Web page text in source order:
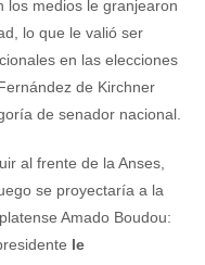
los medios le granjearon
lo que le valió ser
en las elecciones
de Kirchner
de senador nacional.
al frente de la Anses,
se proyectaría a la
Amado Boudou:
le